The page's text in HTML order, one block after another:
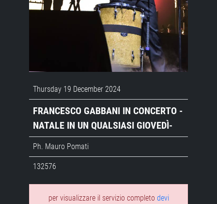
Thursday 19 December 2024
FRANCESCO GABBANI IN CONCERTO -
NATALE IN UN QUALSIASI GIOVEDÌ-
Ph. Mauro Pomati
132576
per visualizzare il servizio completo devi